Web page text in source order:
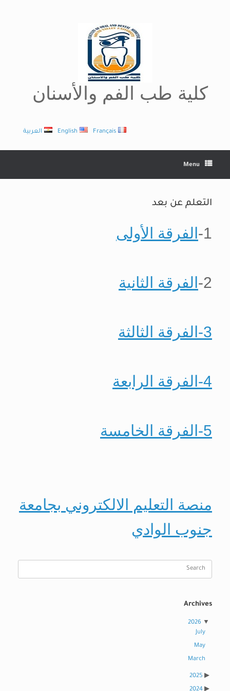
كلية طب الفم والأسنان
العربية English Français
Menu
التعلم عن بعد
1- الفرقة الأولى
2- الفرقة الثانية
3-الفرقة الثالثة
4-الفرقة الرابعة
5-الفرقة الخامسة
منصة التعليم الالكتروني بجامعة
جنوب الوادي
Archives
2026
July
May
March
2025
2024